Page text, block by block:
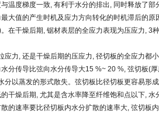
温度梯度一致, 有利于水分的排出, 同时释放了部
大值的产生时机及应力方向转化的时机滞后的原
。在干燥后期, 锯材表层的全应力表现为压应力, 3
力, 还是干燥后期的压应力, 径切板的全应力都
分传导比弦向水分传导大15 %~ 20 %, 弦切板(
以蒸发的形式散失。弦切板比径切板更容易形
干燥后期, 尤其是含水率降至纤维饱和点以下, 水
的速率要比径切板内水分扩散的速率大, 弦切板